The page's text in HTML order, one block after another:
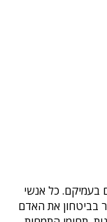
בעמיקם. כל אנשי
בביטחון את האדם